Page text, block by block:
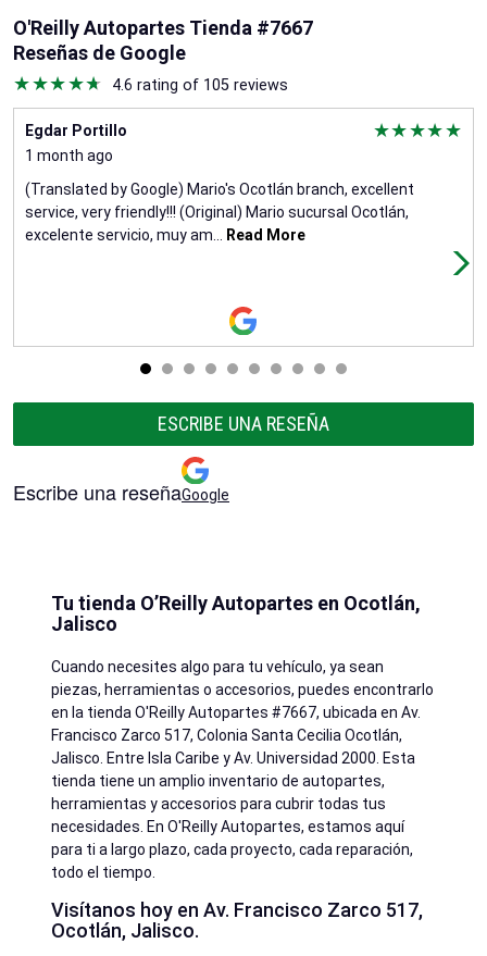
O'Reilly Autopartes Tienda #7667
Reseñas de Google
4.6 rating of 105 reviews
Egdar Portillo
1 month ago
(Translated by Google) Mario's Ocotlán branch, excellent
service, very friendly!!! (Original) Mario sucursal Ocotlán,
excelente servicio, muy am
Read More
ESCRIBE UNA RESEÑA
Escribe una reseñaGoogle
Tu tienda O’Reilly Autopartes en Ocotlán,
Jalisco
Cuando necesites algo para tu vehículo, ya sean
piezas, herramientas o accesorios, puedes encontrarlo
en la tienda O'Reilly Autopartes #7667, ubicada en Av.
Francisco Zarco 517, Colonia Santa Cecilia Ocotlán,
Jalisco. Entre Isla Caribe y Av. Universidad 2000. Esta
tienda tiene un amplio inventario de autopartes,
herramientas y accesorios para cubrir todas tus
necesidades. En O'Reilly Autopartes, estamos aquí
para ti a largo plazo, cada proyecto, cada reparación,
todo el tiempo.
Visítanos hoy en Av. Francisco Zarco 517,
Ocotlán, Jalisco.